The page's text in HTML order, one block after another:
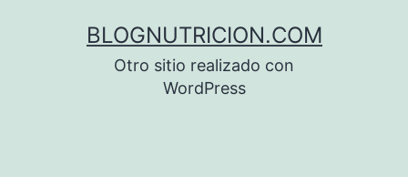
BLOGNUTRICION.COM
Otro sitio realizado con
WordPress